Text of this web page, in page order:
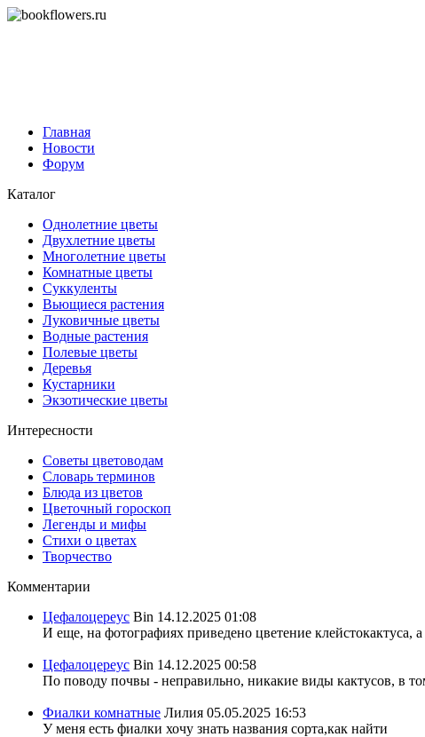
Главная
Новости
Форум
Каталог
Однолетние цветы
Двухлетние цветы
Многолетние цветы
Комнатные цветы
Суккуленты
Вьющиеся растения
Луковичные цветы
Водные растения
Полевые цветы
Деревья
Кустарники
Экзотические цветы
Интересности
Советы цветоводам
Словарь терминов
Блюда из цветов
Цветочный гороскоп
Легенды и мифы
Стихи о цветах
Творчество
Комментарии
Цефалоцереус Bin 14.12.2025 01:08
И еще, на фотографиях приведено цветение клейстокактуса,
Цефалоцереус Bin 14.12.2025 00:58
По поводу почвы - неправильно, никакие виды кактусов, в
Фиалки комнатные Лилия 05.05.2025 16:53
У меня есть фиалки хочу знать названия сорта,как найти